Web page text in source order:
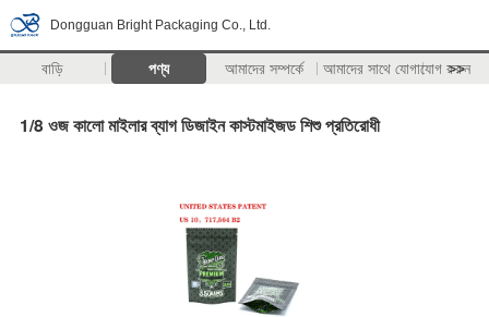
Dongguan Bright Packaging Co., Ltd.
বাড়ি পণ্য আমাদের সম্পর্কে আমাদের সাথে যোগাযোগ করুন
>>
1/8 ওজ কালো মাইলার ব্যাগ ডিজাইন কাস্টমাইজড শিশু প্রতিরোধী